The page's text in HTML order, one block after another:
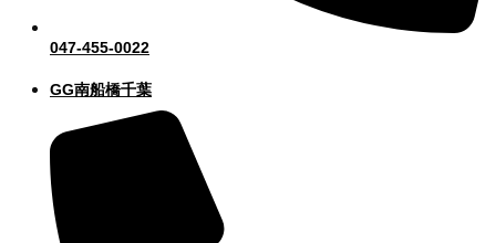
047-455-0022
GG南船橋千葉